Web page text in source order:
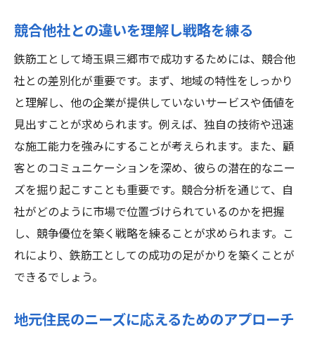
メンターシップで得られる知識と経験
信頼関係を築き鉄筋工で成功するためのコミュ
ニケーション術
顧客との信頼を築くための対話法
プロジェクトチーム内での効果的なコミュ
ニケーション
クライアントニーズを理解するためのヒア
リング術
フィードバックを活かした仕事の改善策
異文化交流を活かしたグローバルコミュニ
ケーション
緊急時の迅速な対応と情報共有のテクニッ
ク
競合他社との違いを理解し戦略を練る
鉄筋工として埼玉県三郷市で成功するためには、競合他
社との差別化が重要です。まず、地域の特性をしっかり
と理解し、他の企業が提供していないサービスや価値を
見出すことが求められます。例えば、独自の技術や迅速
な施工能力を強みにすることが考えられます。また、顧
客とのコミュニケーションを深め、彼らの潜在的なニー
ズを掘り起こすことも重要です。競合分析を通じて、自
社がどのように市場で位置づけられているのかを把握
し、競争優位を築く戦略を練ることが求められます。こ
れにより、鉄筋工としての成功の足がかりを築くことが
できるでしょう。
地元住民のニーズに応えるためのアプローチ